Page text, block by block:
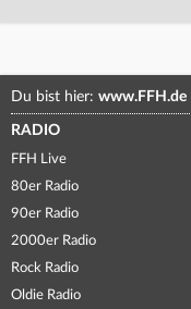
Du bist hier: www.FFH.de
RADIO
FFH Live
80er Radio
90er Radio
2000er Radio
Rock Radio
Oldie Radio